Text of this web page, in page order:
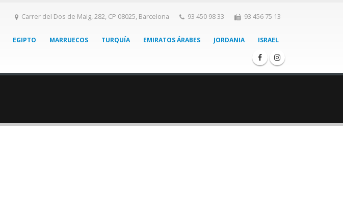
Carrer del Dos de Maig, 282, CP 08025, Barcelona 93 450 98 33 93 456 75 13
EGIPTO MARRUECOS TURQUÍA EMIRATOS ÁRABES JORDANIA ISRAEL